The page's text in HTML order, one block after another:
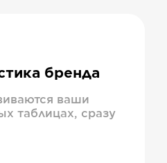
бренда
ваши
таблицах, сразу